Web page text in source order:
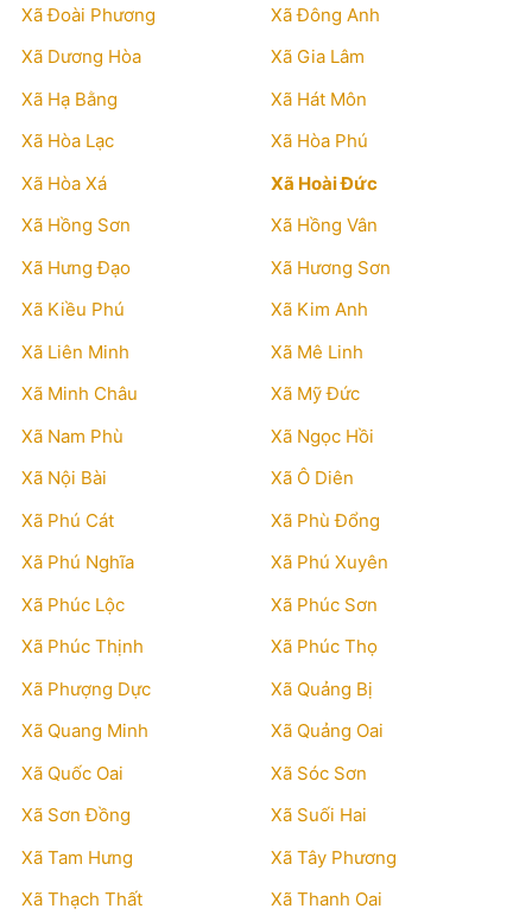
Xã Đoài Phương
Xã Đông Anh
Xã Dương Hòa
Xã Gia Lâm
Xã Hạ Bằng
Xã Hát Môn
Xã Hòa Lạc
Xã Hòa Phú
Xã Hòa Xá
Xã Hoài Đức
Xã Hồng Sơn
Xã Hồng Vân
Xã Hưng Đạo
Xã Hương Sơn
Xã Kiều Phú
Xã Kim Anh
Xã Liên Minh
Xã Mê Linh
Xã Minh Châu
Xã Mỹ Đức
Xã Nam Phù
Xã Ngọc Hồi
Xã Nội Bài
Xã Ô Diên
Xã Phú Cát
Xã Phù Đổng
Xã Phú Nghĩa
Xã Phú Xuyên
Xã Phúc Lộc
Xã Phúc Sơn
Xã Phúc Thịnh
Xã Phúc Thọ
Xã Phượng Dực
Xã Quảng Bị
Xã Quang Minh
Xã Quảng Oai
Xã Quốc Oai
Xã Sóc Sơn
Xã Sơn Đồng
Xã Suối Hai
Xã Tam Hưng
Xã Tây Phương
Xã Thạch Thất
Xã Thanh Oai